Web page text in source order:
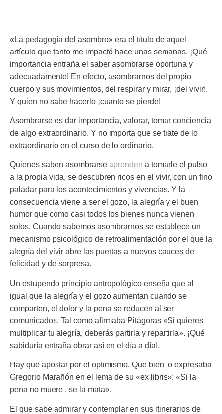
«La pedagogía del asombro» era el título de aquel
artículo que tanto me impactó hace unas semanas. ¡Qué
importancia entraña el saber asombrarse oportuna y
adecuadamente! En efecto, asombrarnos del propio
cuerpo y sus movimientos, del respirar y mirar, ¡del vivir!.
Y quien no sabe hacerlo ¡cuánto se pierde!
Asombrarse es dar importancia, valorar, tomar conciencia
de algo extraordinario. Y no importa que se trate de lo
extraordinario en el curso de lo ordinario.
Quienes saben asombrarse aprenden a tomarle el pulso
a la propia vida, se descubren ricos en el vivir, con un fino
paladar para los acontecimientos y vivencias. Y la
consecuencia viene a ser el gozo, la alegría y el buen
humor que como casi todos los bienes nunca vienen
solos. Cuando sabemos asombrarnos se establece un
mecanismo psicológico de retroalimentación por el que la
alegría del vivir abre las puertas a nuevos cauces de
felicidad y de sorpresa.
Un estupendo principio antropológico enseña que al
igual que la alegría y el gozo aumentan cuando se
comparten, el dolor y la pena se reducen al ser
comunicados. Tal como afirmaba Pitágoras «Si quieres
multiplicar tu alegría, deberás partirla y repartirla». ¡Qué
sabiduría entraña obrar así en el día a día!.
Hay que apostar por el optimismo. Que bien lo expresaba
Gregorio Marañón en el lema de su «ex libris»: «Si la
pena no muere , se la mata».
El que sabe admirar y contemplar en sus itinerarios de